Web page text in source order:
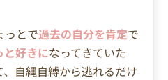
っとで過去の自分を肯定で
と好きになってきていた
自縄自縛から逃れるだけ